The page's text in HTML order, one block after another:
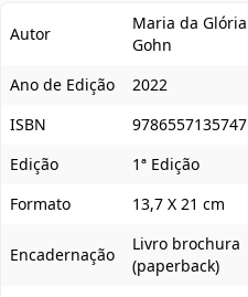
Autor
Maria da Glória
Gohn
Ano de Edição
2022
ISBN
9786557135747
Edição
1ª Edição
Formato
13,7 X 21 cm
Encadernação
Livro brochura
(paperback)